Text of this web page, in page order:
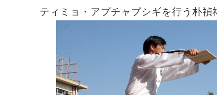
ティミョ・アプチャプシギを行う朴禎